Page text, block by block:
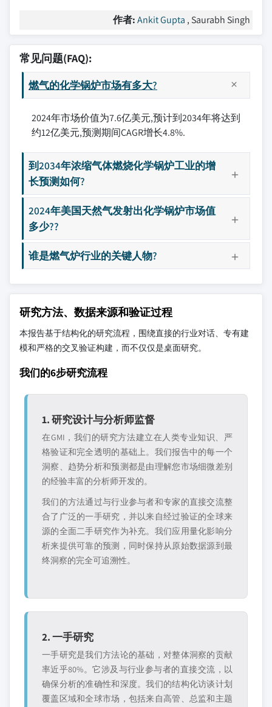
作者:Ankit Gupta , Saurabh Singh
常见问题(FAQ):
燃气的化学锅炉市场有多大?
2024年市场价值为7.6亿美元,预计到2034年将达到
约12亿美元,预测期间CAGR增长4.8%.
到2034年浓缩气体燃烧化学锅炉工业的增
长预测如何?
2024年美国天然气发射出化学锅炉市场值
多少??
谁是燃气炉行业的关键人物?
研究方法、数据来源和验证过程
本报告基于结构化的研究流程，围绕直接的行业对话、专有建
模和严格的交叉验证构建，而不仅仅是桌面研究。
我们的6步研究流程
1. 研究设计与分析师监督
在GMI，我们的研究方法建立在人类专业知识、严
格验证和完全透明的基础上。我们报告中的每一个
洞察、趋势分析和预测都是由理解您市场细微差别
的经验丰富的分析师开发的。
我们的方法通过与行业参与者和专家的直接交流整
合了广泛的一手研究，并以来自经过验证的全球来
源的全面二手研究作为补充。我们应用量化影响分
析来提供可靠的预测，同时保持从原始数据源到最
终洞察的完全可追溯性。
2. 一手研究
一手研究是我们方法论的基础，对整体洞察的贡献
率近乎80%。它涉及与行业参与者的直接交流，以
确保分析的准确性和深度。我们的结构化访谈计划
覆盖区域和全球市场，包括来自高管、总监和主题